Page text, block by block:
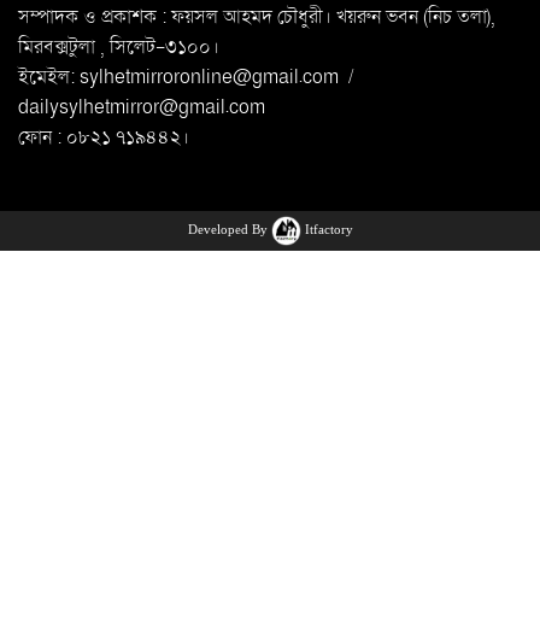
সম্পাদক ও প্রকাশক : ফয়সল আহমদ চৌধুরী। খয়রুন ভবন (নিচ তলা),
মিরবক্সটুলা ,সি‌লেট-৩১০০।
ইমেইল:sylhetmirroronline@gmail.com /
dailysylhetmirror@gmail.com
ফোন : ০৮২১ ৭১৯৪৪২।
Developed By Itfactory